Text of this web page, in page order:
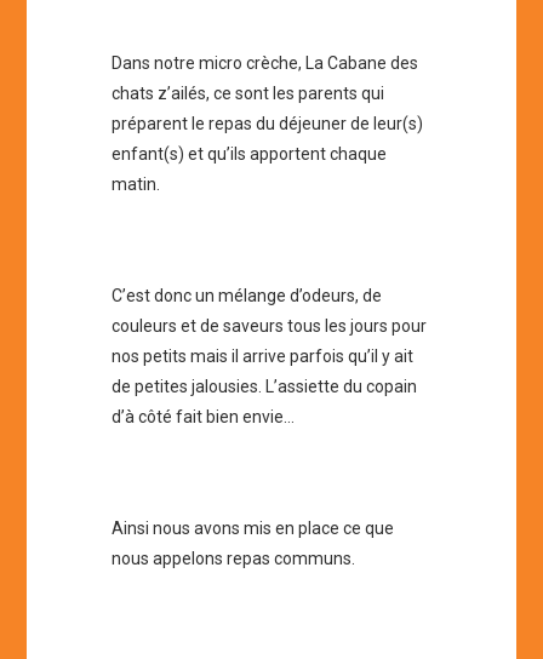
Dans notre micro crèche, La Cabane des
chats z’ailés, ce sont les parents qui
préparent le repas du déjeuner de leur(s)
enfant(s) et qu’ils apportent chaque
matin.
C’est donc un mélange d’odeurs, de
couleurs et de saveurs tous les jours pour
nos petits mais il arrive parfois qu’il y ait
de petites jalousies. L’assiette du copain
d’à côté fait bien envie…
Ainsi nous avons mis en place ce que
nous appelons repas communs.